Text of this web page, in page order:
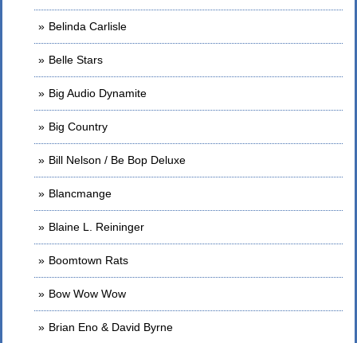
Belinda Carlisle
Belle Stars
Big Audio Dynamite
Big Country
Bill Nelson / Be Bop Deluxe
Blancmange
Blaine L. Reininger
Boomtown Rats
Bow Wow Wow
Brian Eno & David Byrne